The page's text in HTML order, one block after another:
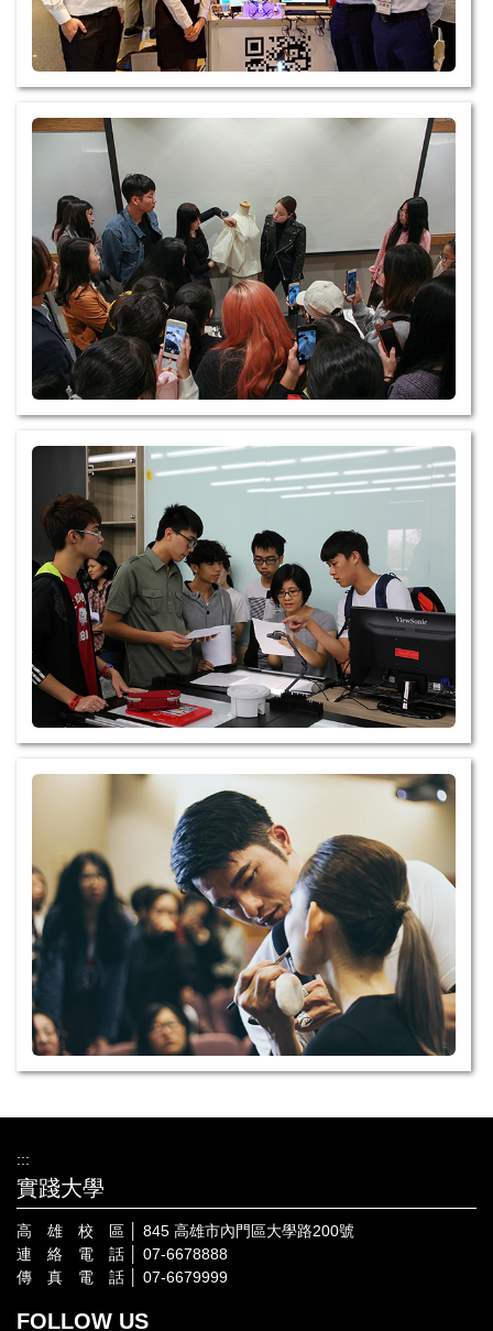
:::
實踐大學
高 雄 校 區 │ 845 高雄市內門區大學路200號
連 絡 電 話 │ 07-6678888
傳 真 電 話 │ 07-6679999
FOLLOW US